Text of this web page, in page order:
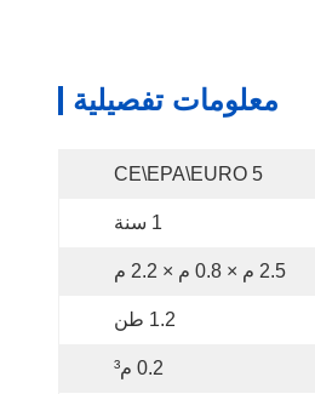
معلومات تفصيلية
CE\EPA\EURO 5
1 سنة
2.5 م × 0.8 م × 2.2 م
1.2 طن
0.2 م³